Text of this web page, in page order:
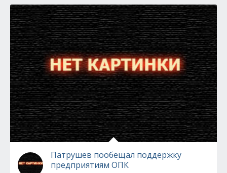
Патрушев пообещал поддержку
предприятиям ОПК